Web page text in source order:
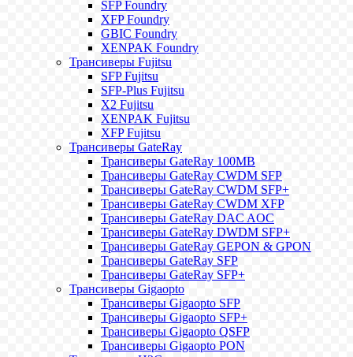
SFP Foundry
XFP Foundry
GBIC Foundry
XENPAK Foundry
Трансиверы Fujitsu
SFP Fujitsu
SFP-Plus Fujitsu
X2 Fujitsu
XENPAK Fujitsu
XFP Fujitsu
Трансиверы GateRay
Трансиверы GateRay 100MB
Трансиверы GateRay CWDM SFP
Трансиверы GateRay CWDM SFP+
Трансиверы GateRay CWDM XFP
Трансиверы GateRay DAC AOC
Трансиверы GateRay DWDM SFP+
Трансиверы GateRay GEPON & GPON
Трансиверы GateRay SFP
Трансиверы GateRay SFP+
Трансиверы Gigaopto
Трансиверы Gigaopto SFP
Трансиверы Gigaopto SFP+
Трансиверы Gigaopto QSFP
Трансиверы Gigaopto PON